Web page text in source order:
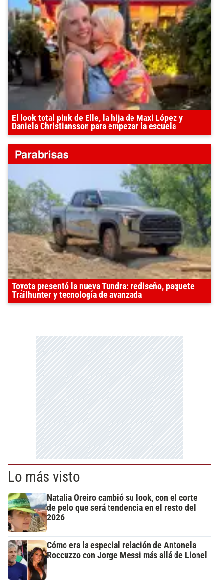
El look total pink de Elle, la hija de Maxi López y
Daniela Christiansson para empezar la escuela
Toyota presentó la nueva Tundra: rediseño, paquete
Trailhunter y tecnología de avanzada
Lo más visto
Natalia Oreiro cambió su look, con el corte
de pelo que será tendencia en el resto del
2026
Cómo era la especial relación de Antonela
Roccuzzo con Jorge Messi más allá de Lionel